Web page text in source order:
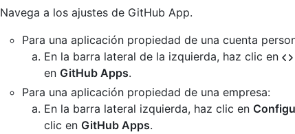
Navega a los ajustes de GitHub App.
Para una aplicación propiedad de una cuenta
En la barra lateral de la izquierda, haz clic en
en GitHub Apps.
Para una aplicación propiedad de una empresa:
En la barra lateral izquierda, haz clic en
clic en GitHub Apps.